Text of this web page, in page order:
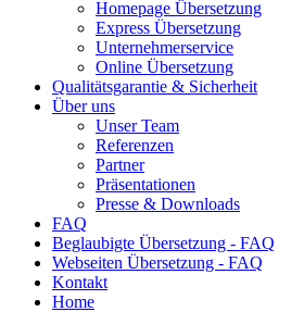
Homepage Übersetzung
Express Übersetzung
Unternehmerservice
Online Übersetzung
Qualitätsgarantie & Sicherheit
Über uns
Unser Team
Referenzen
Partner
Präsentationen
Presse & Downloads
FAQ
Beglaubigte Übersetzung - FAQ
Webseiten Übersetzung - FAQ
Kontakt
Home